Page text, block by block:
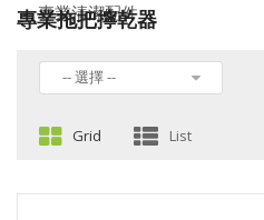
- 專業清潔配件
專業拖把擰乾器
-- 選擇 --
Grid List